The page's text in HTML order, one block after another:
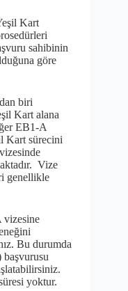
Kart
sahibinin
göre
biri
Kart alana
EB1-A
Kart sürecini
Vize
genellikle
vizesine
Bu durumda
başvurusu
yoktur.